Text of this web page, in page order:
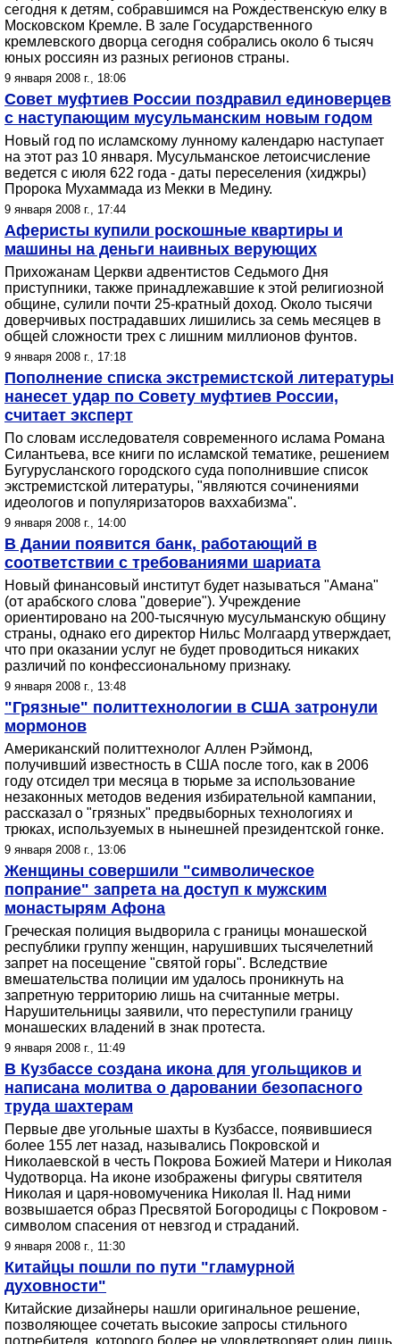
сегодня к детям, собравшимся на Рождественскую елку в
Московском Кремле. В зале Государственного
кремлевского дворца сегодня собрались около 6 тысяч
юных россиян из разных регионов страны.
9 января 2008 г., 18:06
Совет муфтиев России поздравил единоверцев
с наступающим мусульманским новым годом
Новый год по исламскому лунному календарю наступает
на этот раз 10 января. Мусульманское летоисчисление
ведется с июля 622 года - даты переселения (хиджры)
Пророка Мухаммада из Мекки в Медину.
9 января 2008 г., 17:44
Аферисты купили роскошные квартиры и
машины на деньги наивных верующих
Прихожанам Церкви адвентистов Седьмого Дня
приступники, также принадлежавшие к этой религиозной
общине, сулили почти 25-кратный доход. Около тысячи
доверчивых пострадавших лишились за семь месяцев в
общей сложности трех с лишним миллионов фунтов.
9 января 2008 г., 17:18
Пополнение списка экстремистской литературы
нанесет удар по Совету муфтиев России,
считает эксперт
По словам исследователя современного ислама Романа
Силантьева, все книги по исламской тематике, решением
Бугурусланского городского суда пополнившие список
экстремистской литературы, "являются сочинениями
идеологов и популяризаторов ваххабизма".
9 января 2008 г., 14:00
В Дании появится банк, работающий в
соответствии с требованиями шариата
Новый финансовый институт будет называться "Амана"
(от арабского слова "доверие"). Учреждение
ориентировано на 200-тысячную мусульманскую общину
страны, однако его директор Нильс Молгаард утверждает,
что при оказании услуг не будет проводиться никаких
различий по конфессиональному признаку.
9 января 2008 г., 13:48
"Грязные" политтехнологии в США затронули
мормонов
Американский политтехнолог Аллен Рэймонд,
получивший известность в США после того, как в 2006
году отсидел три месяца в тюрьме за использование
незаконных методов ведения избирательной кампании,
рассказал о "грязных" предвыборных технологиях и
трюках, используемых в нынешней президентской гонке.
9 января 2008 г., 13:06
Женщины совершили "символическое
попрание" запрета на доступ к мужским
монастырям Афона
Греческая полиция выдворила с границы монашеской
республики группу женщин, нарушивших тысячелетний
запрет на посещение "святой горы". Вследствие
вмешательства полиции им удалось проникнуть на
запретную территорию лишь на считанные метры.
Нарушительницы заявили, что переступили границу
монашеских владений в знак протеста.
9 января 2008 г., 11:49
В Кузбассе создана икона для угольщиков и
написана молитва о даровании безопасного
труда шахтерам
Первые две угольные шахты в Кузбассе, появившиеся
более 155 лет назад, назывались Покровской и
Николаевской в честь Покрова Божией Матери и Николая
Чудотворца. На иконе изображены фигуры святителя
Николая и царя-новомученика Николая II. Над ними
возвышается образ Пресвятой Богородицы с Покровом -
символом спасения от невзгод и страданий.
9 января 2008 г., 11:30
Китайцы пошли по пути "гламурной
духовности"
Китайские дизайнеры нашли оригинальное решение,
позволяющее сочетать высокие запросы стильного
потребителя, которого более не удовлетворяет один лишь